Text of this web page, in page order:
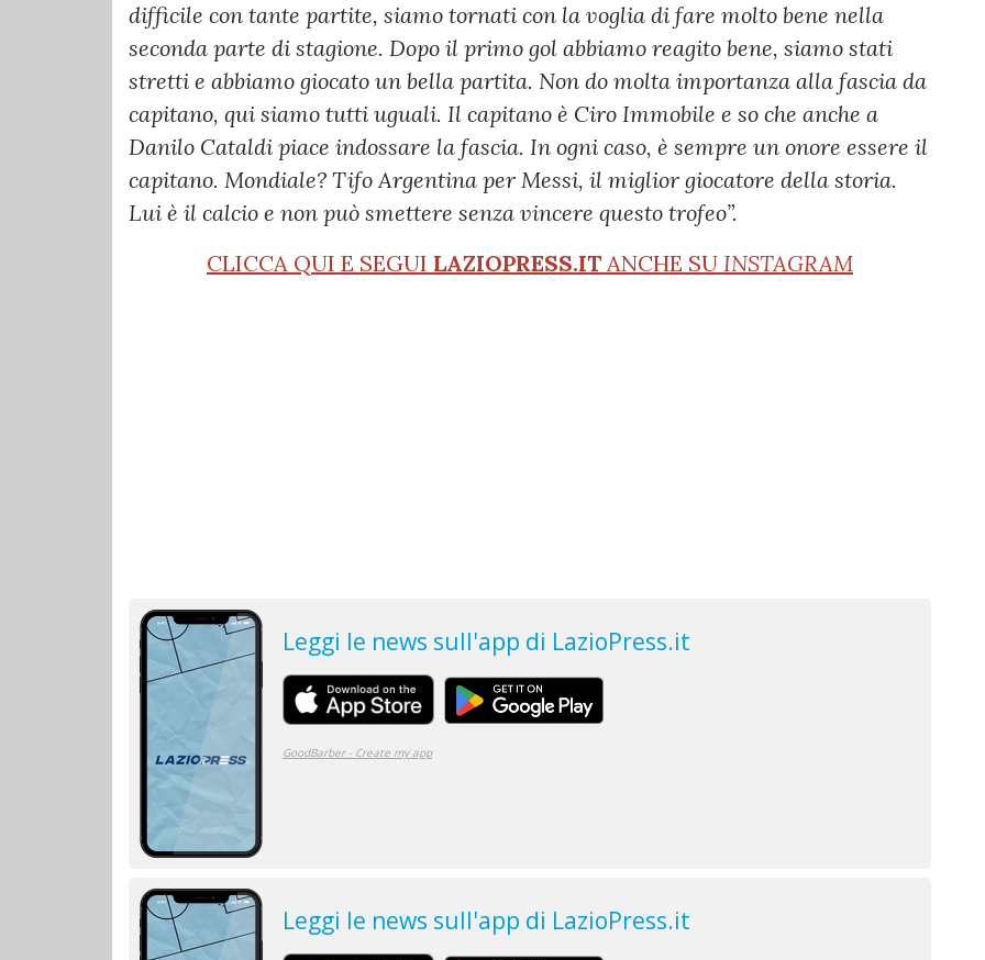
difficile con tante partite, siamo tornati con la voglia di fare molto bene nella
seconda parte di stagione. Dopo il primo gol abbiamo reagito bene, siamo stati
stretti e abbiamo giocato un bella partita. Non do molta importanza alla fascia da
capitano, qui siamo tutti uguali. Il capitano è Ciro Immobile e so che anche a
Danilo Cataldi piace indossare la fascia. In ogni caso, è sempre un onore essere il
capitano. Mondiale? Tifo Argentina per Messi, il miglior giocatore della storia.
Lui è il calcio e non può smettere senza vincere questo trofeo”.
CLICCA QUI E SEGUI LAZIOPRESS.IT ANCHE SU INSTAGRAM